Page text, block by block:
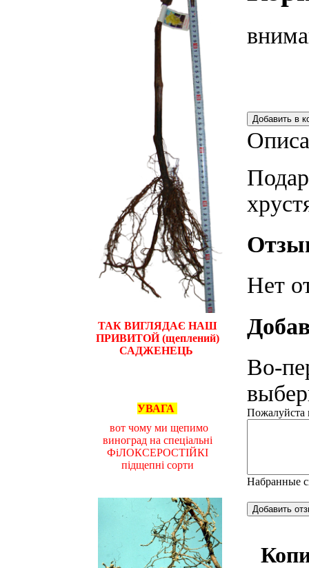
ТАК ВИГЛЯДАЄ НАШ
ПРИВИТОЙ (щеплений)
САДЖЕНЕЦЬ
УВАГА
вот чому ми щепимо
виноград на спеціальні
ФіЛОКСЕРОСТІЙКІ
підщепні сорти
Нет
Во-
Пожалуйста
Набранные